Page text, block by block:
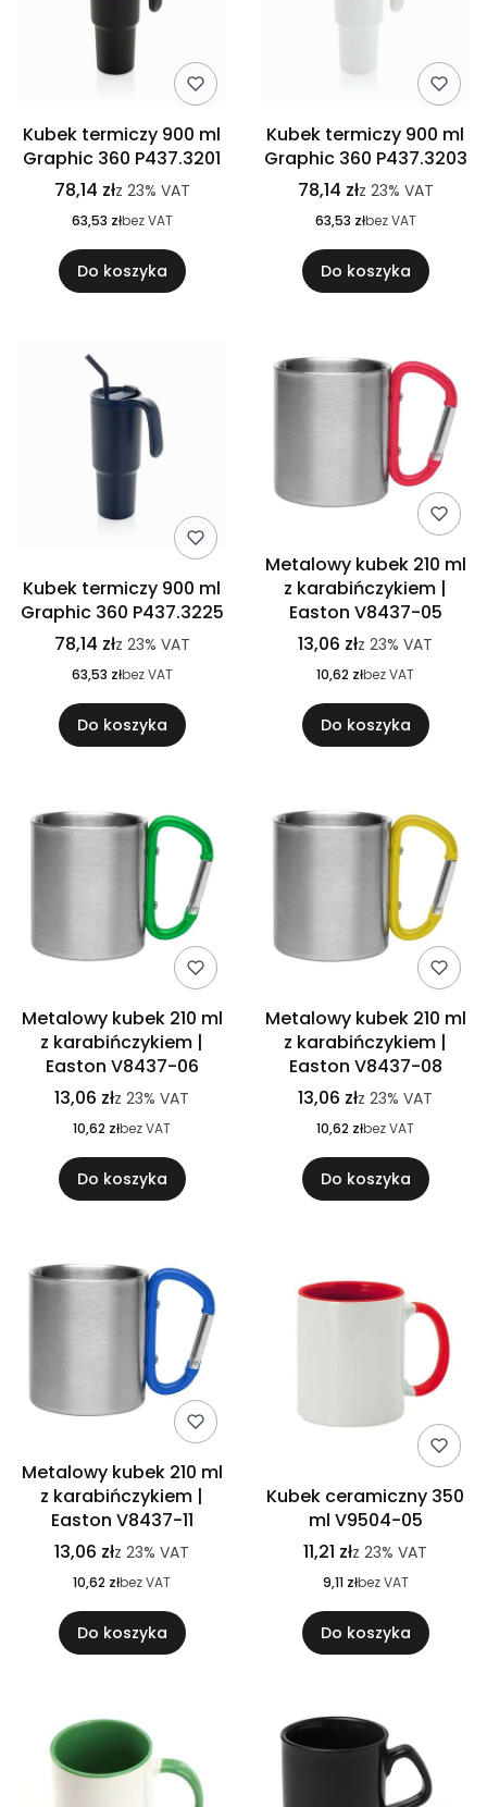
Kubek termiczy 900 ml
Graphic 360 P437.3201
78,14 złz 23% VAT
63,53 złbez VAT
Do koszyka
Kubek termiczy 900 ml
Graphic 360 P437.3203
78,14 złz 23% VAT
63,53 złbez VAT
Do koszyka
Kubek termiczy 900 ml
Graphic 360 P437.3225
78,14 złz 23% VAT
63,53 złbez VAT
Do koszyka
Metalowy kubek 210 ml
z karabińczykiem |
Easton V8437-05
13,06 złz 23% VAT
10,62 złbez VAT
Do koszyka
Metalowy kubek 210 ml
z karabińczykiem |
Easton V8437-06
13,06 złz 23% VAT
10,62 złbez VAT
Do koszyka
Metalowy kubek 210 ml
z karabińczykiem |
Easton V8437-08
13,06 złz 23% VAT
10,62 złbez VAT
Do koszyka
Metalowy kubek 210 ml
z karabińczykiem |
Easton V8437-11
13,06 złz 23% VAT
10,62 złbez VAT
Do koszyka
Kubek ceramiczny 350
ml V9504-05
11,21 złz 23% VAT
9,11 złbez VAT
Do koszyka